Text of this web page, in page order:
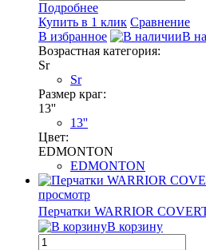
Подробнее
Купить в 1 клик Сравнение
В избранное
В
Возрастная категория:
Sr
Sr
Размер краг:
13''
13''
Цвет:
EDMONTON
EDMONTON
просмотр
Перчатки WARRIOR
В корзину